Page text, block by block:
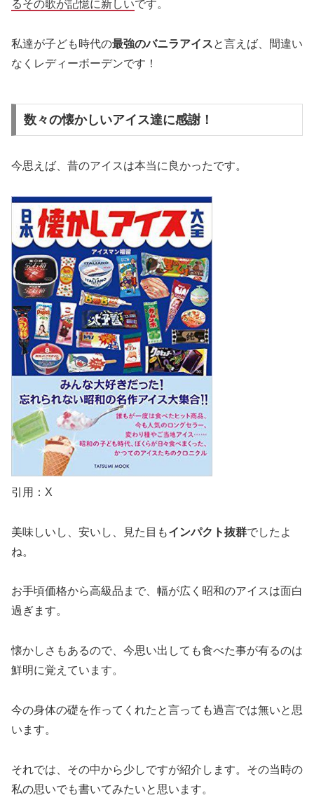
るその歌が記憶に新しいです。
私達が子ども時代の最強のバニラアイスと言えば、間違い
なくレディーボーデンです！
数々の懐かしいアイス達に感謝！
今思えば、昔のアイスは本当に良かったです。
引用：X
美味しいし、安いし、見た目もインパクト抜群でしたよ
ね。
お手頃価格から高級品まで、幅が広く昭和のアイスは面白
過ぎます。
懐かしさもあるので、今思い出しても食べた事が有るのは
鮮明に覚えています。
今の身体の礎を作ってくれたと言っても過言では無いと思
います。
それでは、その中から少しですが紹介します。その当時の
私の思いでも書いてみたいと思います。